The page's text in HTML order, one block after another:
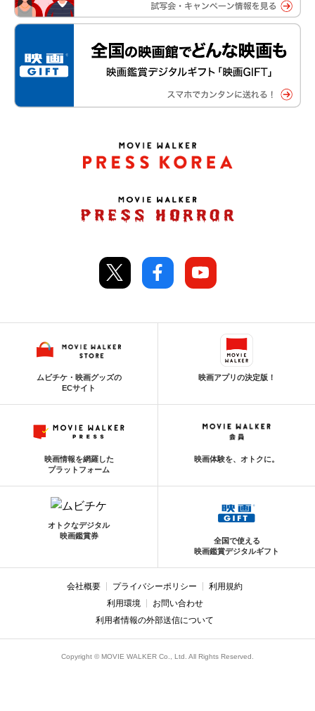
ムビチケ・映画グッズの
ECサイト
映画アプリの決定版！
映画情報を網羅した
プラットフォーム
映画体験を、オトクに。
オトクなデジタル
映画鑑賞券
全国で使える
映画鑑賞デジタルギフト
会社概要 プライバシーポリシー
利用規約
利用環境
お問い合わせ
利用者情報の外部送信について
Copyright © MOVIE WALKER Co., Ltd. All Rights Reserved.